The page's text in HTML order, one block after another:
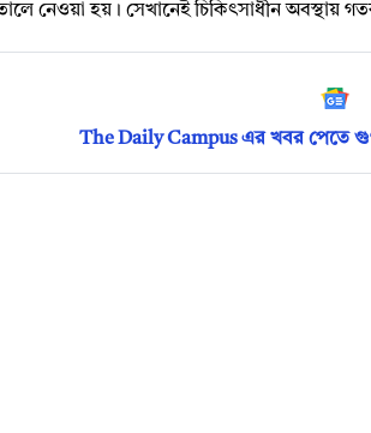
নেওয়া হয়। সেখানেই চিকিৎসাধীন অবস্থায়
The Daily Campus এর খবর পেতে